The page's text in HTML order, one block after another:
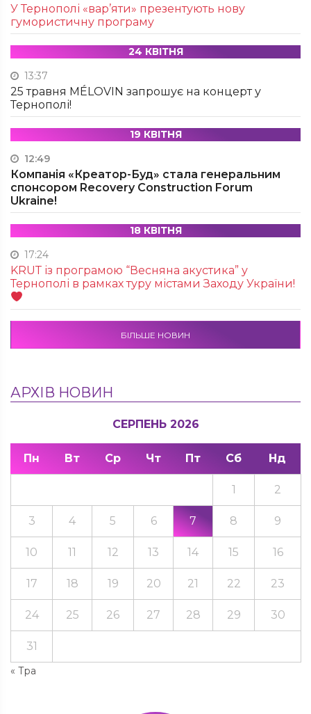
У Тернополі «вар’яти» презентують нову
гумористичну програму
24 КВІТНЯ
13:37
25 травня MÉLOVIN запрошує на концерт у
Тернополі!
19 КВІТНЯ
12:49
Компанія «Креатор-Буд» стала генеральним
спонсором Recovery Construction Forum
Ukraine!
18 КВІТНЯ
17:24
KRUТ із програмою “Весняна акустика” у
Тернополі в рамках туру містами Заходу України!
БІЛЬШЕ НОВИН
АРХІВ НОВИН
СЕРПЕНЬ 2026
Пн Вт Ср Чт Пт Сб Нд
« Тра
1 2
3 4 5 6 7 8 9
10 11 12 13 14 15 16
17 18 19 20 21 22 23
24 25 26 27 28 29 30
31